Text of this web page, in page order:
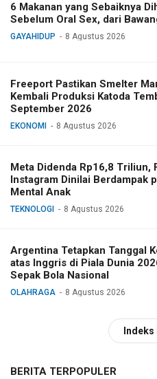
6 Makanan yang Sebaiknya
Sebelum Oral Sex, dari
GAYAHIDUP 8 Agustus 2026
Freeport Pastikan Smelter
Kembali Produksi Katoda
September 2026
EKONOMI 8 Agustus 2026
Meta Didenda Rp16,8 Triliun,
Instagram Dinilai Berdampak
Mental Anak
TEKNOLOGI 8 Agustus 2026
Argentina Tetapkan Tanggal
atas Inggris di Piala Dunia
Sepak Bola Nasional
OLAHRAGA 8 Agustus 2026
BERITA TERPOPULER